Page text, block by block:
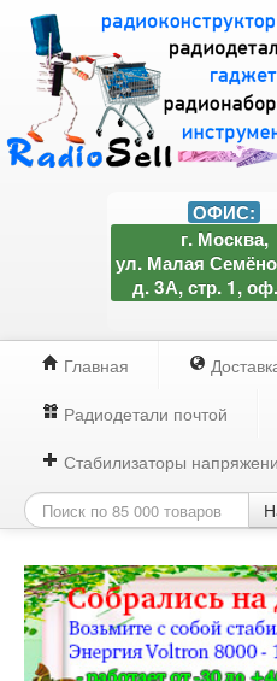
ОФИС:
г. Москва,
ул. Малая
д. 3А, стр. 1,
Главная
Радиодетали почтой
Стабилизаторы